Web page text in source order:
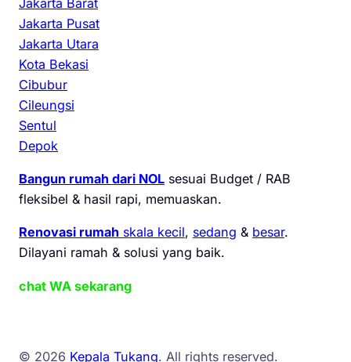
Jakarta Pusat
Jakarta Utara
Kota Bekasi
Cibubur
Cileungsi
Sentul
Depok
Bangun rumah dari NOL sesuai Budget / RAB
fleksibel & hasil rapi, memuaskan.
Renovasi rumah skala kecil, sedang & besar.
Dilayani ramah & solusi yang baik.
chat WA sekarang
© 2026 Kepala Tukang. All rights reserved.